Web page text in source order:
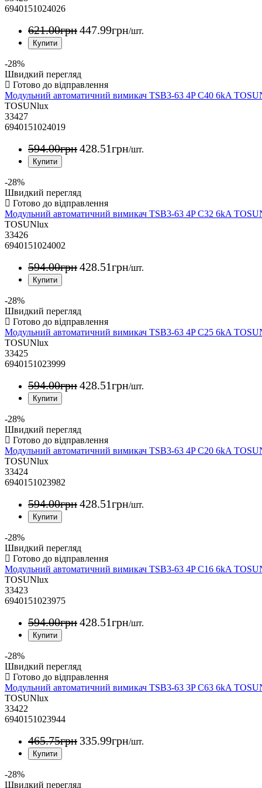
6940151024026
621.00грн447.99грн/шт.
-28%
Швидкий перегляд
Модульний автоматичний вимикач TSB3-63 4P C40 6kA
TOSUNlux
33427
6940151024019
594.00грн428.51грн/шт.
-28%
Швидкий перегляд
Модульний автоматичний вимикач TSB3-63 4P C32 6kA
TOSUNlux
33426
6940151024002
594.00грн428.51грн/шт.
-28%
Швидкий перегляд
Модульний автоматичний вимикач TSB3-63 4P C25 6kA
TOSUNlux
33425
6940151023999
594.00грн428.51грн/шт.
-28%
Швидкий перегляд
Модульний автоматичний вимикач TSB3-63 4P C20 6kA
TOSUNlux
33424
6940151023982
594.00грн428.51грн/шт.
-28%
Швидкий перегляд
Модульний автоматичний вимикач TSB3-63 4P C16 6kA
TOSUNlux
33423
6940151023975
594.00грн428.51грн/шт.
-28%
Швидкий перегляд
Модульний автоматичний вимикач TSB3-63 3P C63 6kA
TOSUNlux
33422
6940151023944
465.75грн 335.99грн/шт.
-28%
Швидкий перегляд